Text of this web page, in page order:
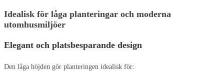
Idealisk för låga planteringar och moderna
utomhusmiljöer
Elegant och platsbesparande design
Den låga höjden gör planteringen idealisk för: